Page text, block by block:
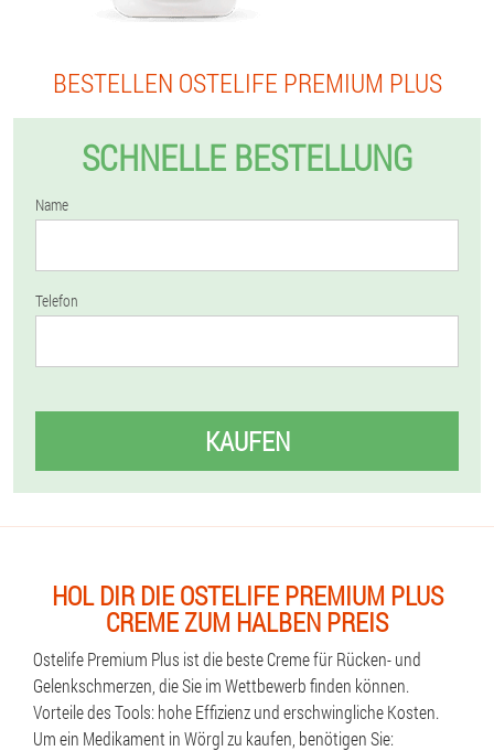
BESTELLEN OSTELIFE PREMIUM PLUS
SCHNELLE BESTELLUNG
Name
Telefon
KAUFEN
HOL DIR DIE OSTELIFE PREMIUM PLUS
CREME ZUM HALBEN PREIS
Ostelife Premium Plus ist die beste Creme für Rücken- und
Gelenkschmerzen, die Sie im Wettbewerb finden können.
Vorteile des Tools: hohe Effizienz und erschwingliche Kosten.
Um ein Medikament in Wörgl zu kaufen, benötigen Sie: